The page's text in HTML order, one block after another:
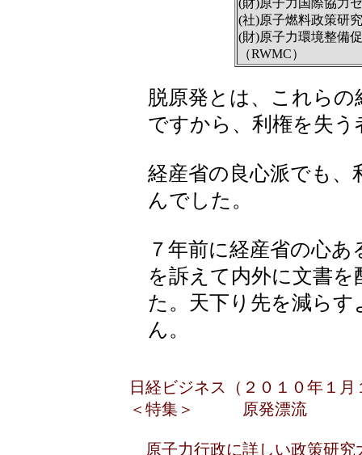
(財)原子力国際協力
(社)原子燃料政策研
(財)原子力環境整備
（RWMC）
脱原発とは、これら
ですから、利権を失
経産省の良心派でも
んでした。
７年前に経産省の心
を訴えて内外に文書
た。天下り先を減ら
ん。
日経ビジネス（２０１０年１月
＜特集＞ 原発漂流
原子力行政に詳しい政策研究